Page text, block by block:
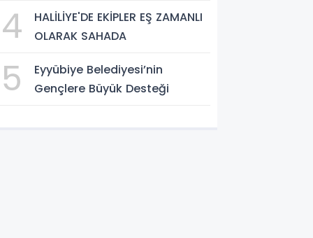
4
HALİLİYE'DE EKİPLER EŞ ZAMANLI
OLARAK SAHADA
5
Eyyübiye Belediyesi’nin
Gençlere Büyük Desteği